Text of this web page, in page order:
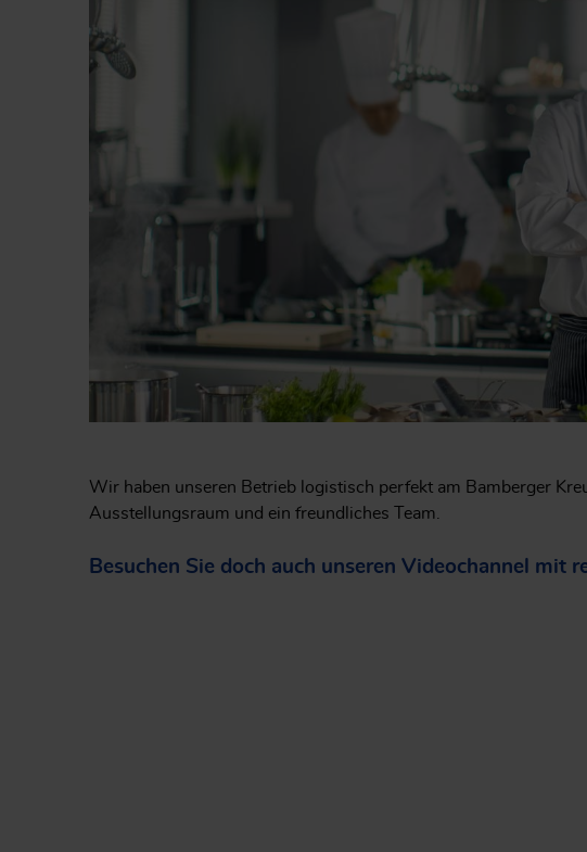
Wir haben unseren Betrieb logistisch perfekt am Bamberger
Ausstellungsraum und ein freundliches Team.
Besuchen Sie doch auch unseren Videochannel mit